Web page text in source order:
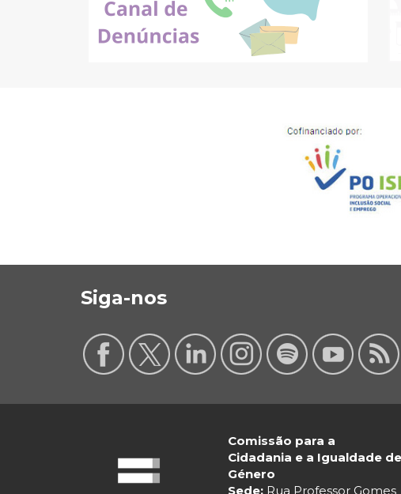
Siga-nos
Comissão para a
Cidadania e a Igualdade de
Género
Sede: Rua Professor Gomes